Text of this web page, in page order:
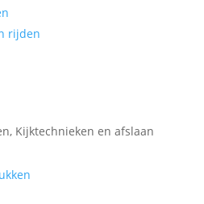
rijden
Kijktechnieken en afslaan